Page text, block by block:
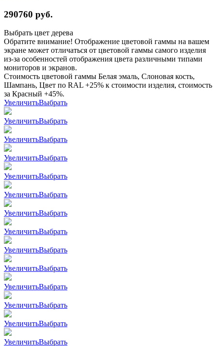
290760 руб.
Выбрать цвет дерева
Обратите внимание! Отображение цветовой гаммы на вашем
экране может отличаться от цветовой гаммы самого изделия
из-за особенностей отображения цвета различными типами
мониторов и экранов.
Стоимость цветовой гаммы Белая эмаль, Слоновая кость,
Шампань, Цвет по RAL +25% к стоимости изделия, стоимость
за Красный +45%.
УвеличитьВыбрать
УвеличитьВыбрать
УвеличитьВыбрать
УвеличитьВыбрать
УвеличитьВыбрать
УвеличитьВыбрать
УвеличитьВыбрать
УвеличитьВыбрать
УвеличитьВыбрать
УвеличитьВыбрать
УвеличитьВыбрать
УвеличитьВыбрать
УвеличитьВыбрать
УвеличитьВыбрать